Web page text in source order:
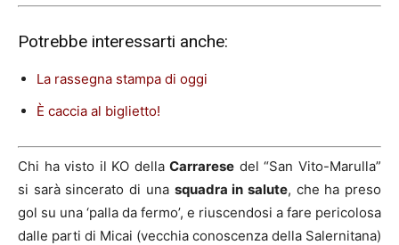
Potrebbe interessarti anche:
La rassegna stampa di oggi
È caccia al biglietto!
Chi ha visto il KO dellaCarrarese del “San Vito-Marulla”
si sarà sincerato di una squadra in salute, che ha preso
gol su una ‘palla da fermo’, e riuscendosi a fare pericolosa
dalle parti di Micai (vecchia conoscenza della Salernitana)